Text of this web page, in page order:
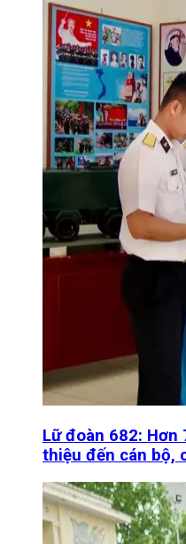
Lữ đoàn 682:
thiệu đến cán bộ,